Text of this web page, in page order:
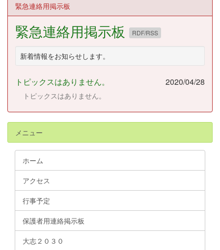
緊急連絡用掲示板
緊急連絡用掲示板 RDF/RSS
新着情報をお知らせします。
トピックスはありません。 2020/04/28
トピックスはありません。
メニュー
ホーム
アクセス
行事予定
保護者用連絡掲示板
大志２０３０